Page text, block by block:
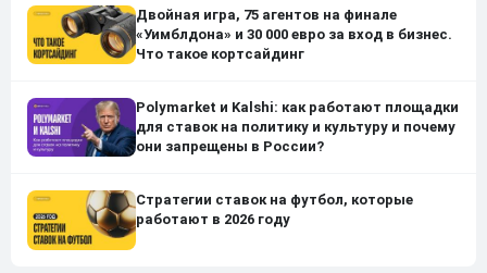
Двойная игра, 75 агентов на финале
«Уимблдона» и 30 000 евро за вход в бизнес.
Что такое кортсайдинг
Polymarket и Kalshi: как работают площадки
для ставок на политику и культуру и почему
они запрещены в России?
Стратегии ставок на футбол, которые
работают в 2026 году